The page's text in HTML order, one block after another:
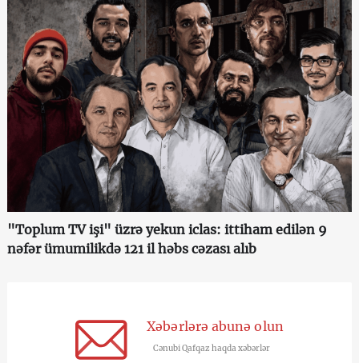
"Toplum TV işi" üzrə yekun iclas: ittiham edilən 9
nəfər ümumilikdə 121 il həbs cəzası alıb
Xəbərlərə abunə olun
Cənubi Qafqaz haqda xəbərlər